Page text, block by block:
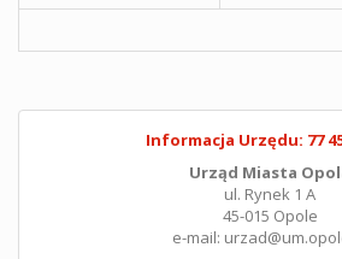
Informacja Urzędu: 77 45
Urząd Miasta
ul. Rynek 1 A
45-015 Opole
e-mail: